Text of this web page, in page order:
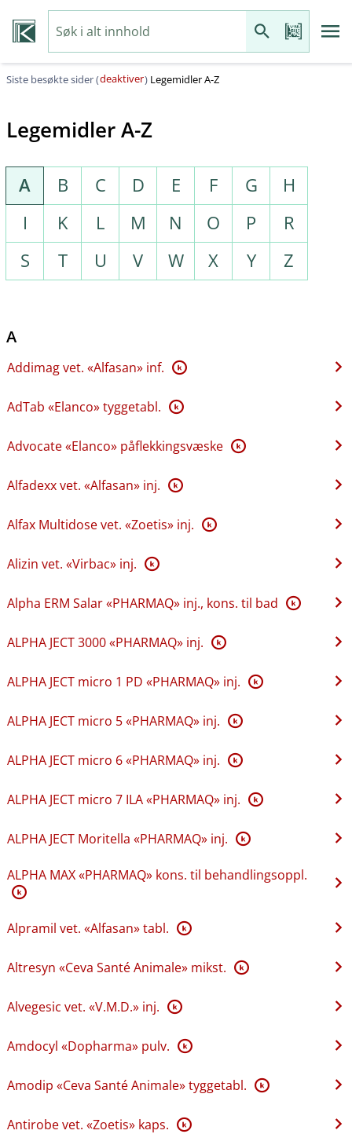
Siste besøkte sider (deaktiver) Legemidler A-Z
Legemidler A-Z
A B C D E F G
H
I
K L M N O P
R
S
T U V W X Y Z
A
Addimag vet. «Alfasan» inf. K
AdTab «Elanco» tyggetabl. K
Advocate «Elanco» påflekkingsvæske K
Alfadexx vet. «Alfasan» inj. K
Alfax Multidose vet. «Zoetis» inj. K
Alizin vet. «Virbac» inj. K
Alpha ERM Salar «PHARMAQ» inj., kons. til bad K
ALPHA JECT 3000 «PHARMAQ» inj. K
ALPHA JECT micro 1 PD «PHARMAQ» inj. K
ALPHA JECT micro 5 «PHARMAQ» inj. K
ALPHA JECT micro 6 «PHARMAQ» inj. K
ALPHA JECT micro 7 ILA «PHARMAQ» inj. K
ALPHA JECT Moritella «PHARMAQ» inj. K
ALPHA MAX «PHARMAQ» kons. til behandlingsoppl.
K
Alpramil vet. «Alfasan» tabl. K
Altresyn «Ceva Santé Animale» mikst. K
Alvegesic vet. «V.M.D.» inj. K
Amdocyl «Dopharma» pulv. K
Amodip «Ceva Santé Animale» tyggetabl. K
Antirobe vet. «Zoetis» kaps. K